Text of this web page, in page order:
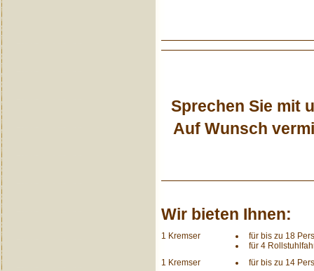
Sprechen Sie mit
Auf Wunsch
Wir bieten Ihnen:
1 Kremser
für bis zu 18
für 4
1 Kremser
für bis zu 14